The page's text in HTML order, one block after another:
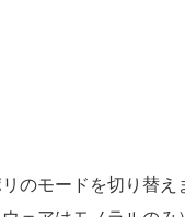
のモードを切り替え